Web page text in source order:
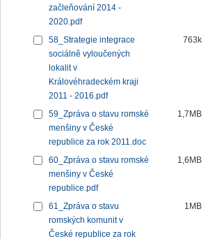
začleňování 2014 -
2020.pdf
58_Strategie integrace
sociálně vyloučených
lokalit v
Královéhradeckém kraji
2011 - 2016.pdf
763k
59_Zpráva o stavu romské
menšiny v České
republice za rok 2011.doc
1,7MB
60_Zpráva o stavu romské
menšiny v České
republice.pdf
1,6MB
61_Zpráva o stavu
romských komunit v
České republice za rok
1MB